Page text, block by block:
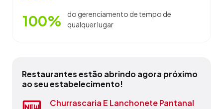
100%
do gerenciamento de tempo de
qualquer lugar
Restaurantes estão abrindo agora próximo
ao seu estabelecimento!
Arigato
Churrascaria E Lanchonete Pantanal
Kampai Food
Open Ice
Papo Gelado
Pizzaria Dom Paola
Rango's Grill
Restaurante Carretão
Restaurante Do Chefão
Restaurante Garças